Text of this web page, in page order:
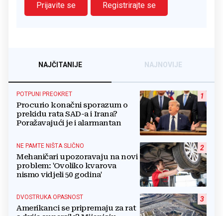
Prijavite se
Registrirajte se
NAJČITANIJE NAJNOVIJE
1
POTPUNI PREOKRET
Procurio konačni sporazum o
prekidu rata SAD-a i Irana?
Poražavajući je i alarmantan
2
NE PAMTE NIŠTA SLIČNO
Mehaničari upozoravaju na novi
problem: 'Ovoliko kvarova
nismo vidjeli 50 godina'
3
DVOSTRUKA OPASNOST
Amerikanci se pripremaju za rat